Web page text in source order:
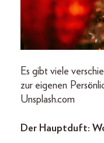
Es gibt viele
zur eigenen
Unsplash.com
Der Hauptduft: